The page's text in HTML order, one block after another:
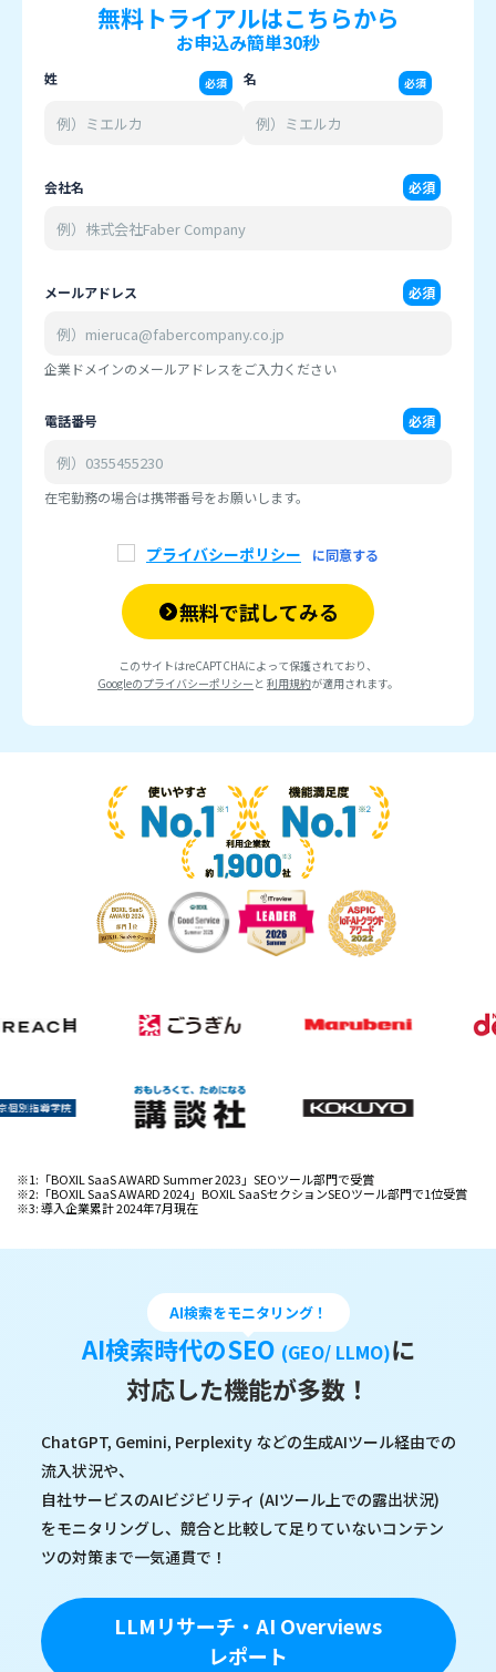
無料トライアルはこちらから
お申込み簡単30秒
姓 必須 名 必須
会社名 必須
メールアドレス 必須
企業ドメインのメールアドレスをご入力ください
電話番号 必須
在宅勤務の場合は携帯番号をお願いします。
プライバシーポリシー に同意する
無料で試してみる
このサイトはreCAPTCHAによって保護されており、
Googleのプライバシーポリシー と 利用規約が適用されます。
※1:「BOXIL SaaS AWARD Summer 2023」SEOツール部門で受賞
※2:「BOXIL SaaS AWARD 2024」BOXIL SaaSセクションSEOツール部門で1位受賞
※3: 導入企業累計 2024年7月現在
AI検索をモニタリング！
AI検索時代のSEO (GEO/ LLMO)に
対応した機能が多数！
LLMリサーチ・AI Overviews
レポート
ChatGPT, Gemini, Perplexity などの生成AIツール経由での
流入状況や、
自社サービスのAIビジビリティ (AIツール上での露出状況)
をモニタリングし、競合と比較して足りていないコンテン
ツの対策まで一気通貫で！